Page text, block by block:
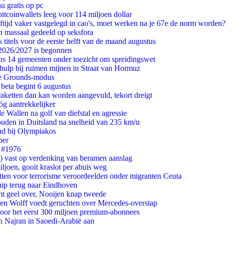
gratis op pc
leeg voor 114 miljoen dollar
vaker vastgelegd in cao's, moet werken na je 67e de norm worden?
gedeeld op seksfora
voor de eerste helft van de maand augustus
2027 is begonnen
14 gemeenten onder toezicht om spreidingswet
bij ruimen mijnen in Straat van Hormuz
Grounds-modus
begint 6 augustus
dan kan worden aangevuld, tekort dreigt
aantrekkelijker
Wallen na golf van diefstal en agressie
in Duitsland na snelheid van 235 km/u
bij Olympiakos
op verdenking van beramen aanslag
gooit kraslot per abuis weg
voor terrorisme veroordeelden onder migranten Ceuta
terug naar Eindhoven
geel over, Nooijen knap tweede
Wolff voedt geruchten over Mercedes-overstap
het eerst 300 miljoen premium-abonnees
Najran in Saoedi-Arabië aan